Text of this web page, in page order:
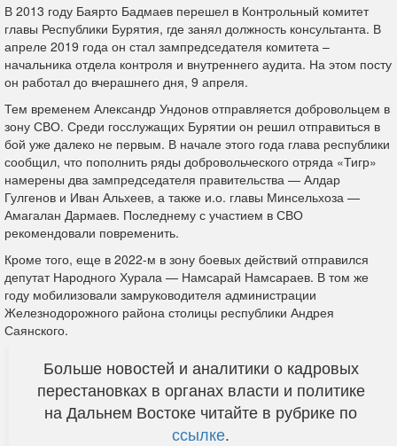
В 2013 году Баярто Бадмаев перешел в Контрольный комитет
главы Республики Бурятия, где занял должность консультанта. В
апреле 2019 года он стал зампредседателя комитета –
начальника отдела контроля и внутреннего аудита. На этом посту
он работал до вчерашнего дня, 9 апреля.
Тем временем Александр Ундонов отправляется добровольцем в
зону СВО. Среди госслужащих Бурятии он решил отправиться в
бой уже далеко не первым. В начале этого года глава республики
сообщил, что пополнить ряды добровольческого отряда «Тигр»
намерены два зампредседателя правительства — Алдар
Гулгенов и Иван Альхеев, а также и.о. главы Минсельхоза —
Амагалан Дармаев. Последнему с участием в СВО
рекомендовали повременить.
Кроме того, еще в 2022-м в зону боевых действий отправился
депутат Народного Хурала — Намсарай Намсараев. В том же
году мобилизовали замруководителя администрации
Железнодорожного района столицы республики Андрея
Саянского.
Больше новостей и аналитики о кадровых
перестановках в органах власти и политике
на Дальнем Востоке читайте в рубрике по
ссылке.